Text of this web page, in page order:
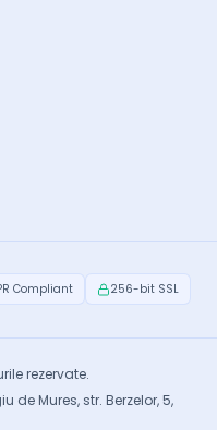
Compliant 256-bit SSL
rezervate.
de Mures, str. Berzelor, 5,